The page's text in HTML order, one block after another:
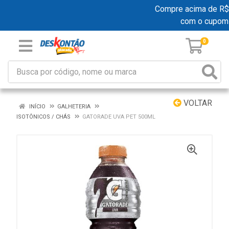
Compre acima de
com o cupom
0
VOLTAR
INÍCIO
GALHETERIA
ISOTÔNICOS / CHÁS
GATORADE UVA PET 500ML